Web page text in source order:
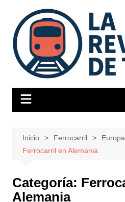
contenido
Inicio Ferrocarril
Europa
Ferrocarril en Alemania
Categoría:
Alemania